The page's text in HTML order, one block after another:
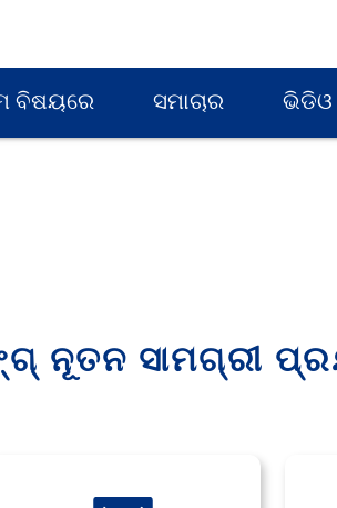
ବିଷୟରେ ସମାଚାର ଭିଡିଓ
ନୂତନ ସାମଗ୍ରୀ